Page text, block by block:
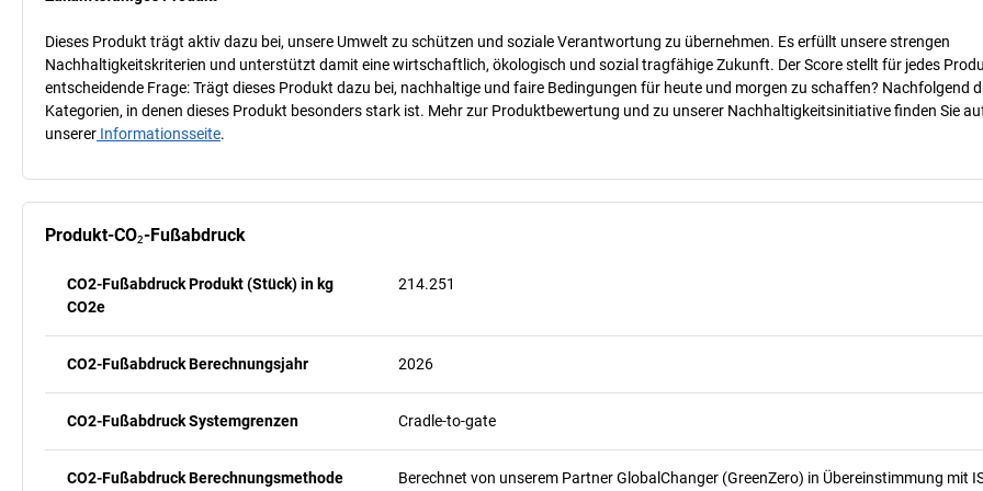
Dieses Produkt trägt aktiv dazu bei, unsere Umwelt zu schützen und soziale Verantwortung zu übernehmen. Es erfüllt unsere strengen
Nachhaltigkeitskriterien und unterstützt damit eine wirtschaftlich, ökologisch und sozial tragfähige Zukunft. Der Score stellt für jedes
entscheidende Frage: Trägt dieses Produkt dazu bei, nachhaltige und faire Bedingungen für heute und morgen zu schaffen? Nachfolgend
Kategorien, in denen dieses Produkt besonders stark ist. Mehr zur Produktbewertung und zu unserer Nachhaltigkeitsinitiative finden Sie
unserer Informationsseite.
Produkt-CO₂-Fußabdruck
CO2-Fußabdruck Produkt (Stück) in kg
CO2e
214.251
CO2-Fußabdruck Berechnungsjahr 2026
CO2-Fußabdruck Systemgrenzen Cradle-to-gate
CO2-Fußabdruck Berechnungsmethode Berechnet von unserem Partner GlobalChanger (GreenZero) in Übereinstimmung mit